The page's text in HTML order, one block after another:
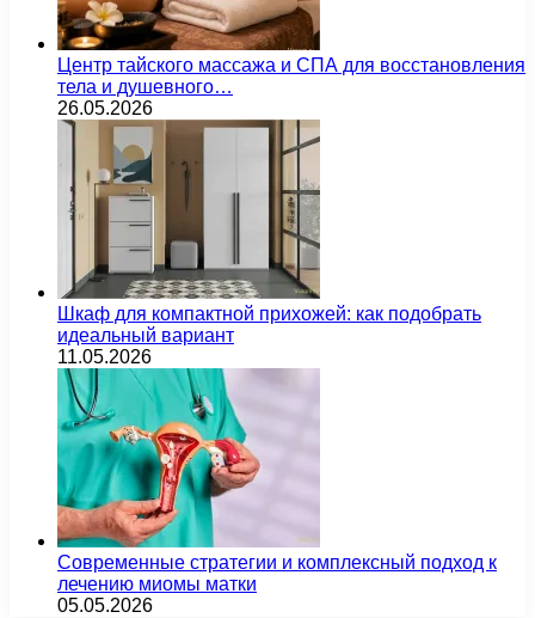
Центр тайского массажа и СПА для восстановления
тела и душевного…
26.05.2026
Шкаф для компактной прихожей: как подобрать
идеальный вариант
11.05.2026
Современные стратегии и комплексный подход к
лечению миомы матки
05.05.2026